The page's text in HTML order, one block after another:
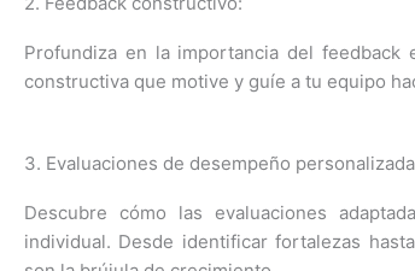
Profundiza en la importancia delfeedback
constructiva que motive y guíe a tu equipo
3. Evaluaciones de desempeño
Descubre cómo las evaluaciones
individual. Desde identificar fortalezas